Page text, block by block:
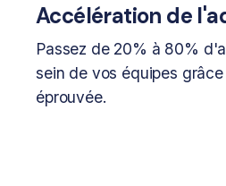
Accélération de
Passez de 20% à 80%
sein de vos équipes
éprouvée.